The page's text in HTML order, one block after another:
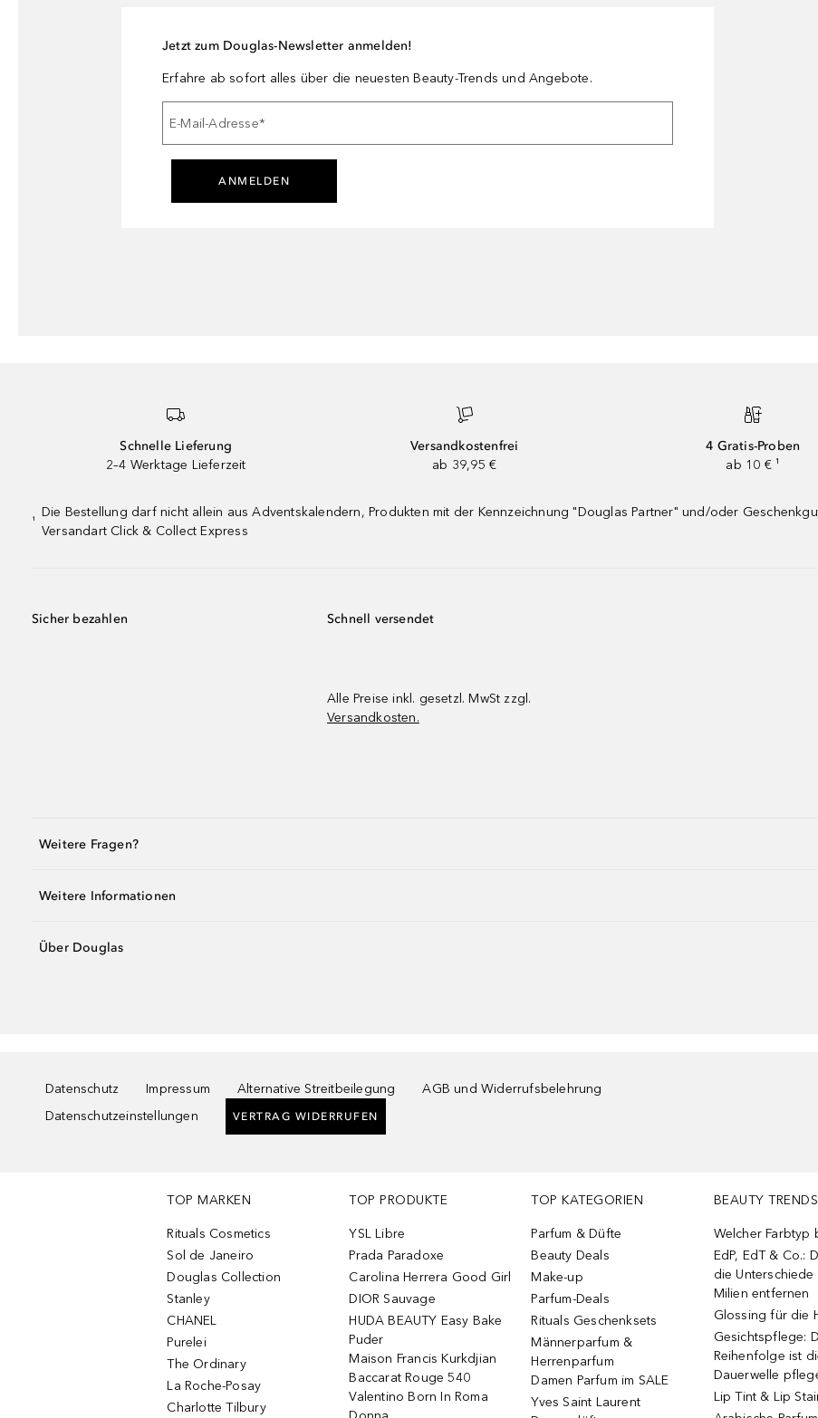
Jetzt zum Douglas-Newsletter anmelden!
Erfahre ab sofort alles über die neuesten Beauty-Trends und Angebote.
E-Mail-Adresse*
ANMELDEN
Schnelle Lieferung
2–4 Werktage Lieferzeit
Versandkostenfrei
ab 39,95 €
4 Gratis-Proben
ab 10 € ¹
¹
Die Bestellung darf nicht allein aus Adventskalendern, Produkten mit der Kennzeichnung "Douglas Partner" und/oder
Versandart Click & Collect Express
Sicher bezahlen Schnell versendet
Alle Preise inkl. gesetzl. MwSt zzgl.
Versandkosten.
Weitere Fragen?
Weitere Informationen
Über Douglas
Datenschutz Impressum Alternative Streitbeilegung
AGB und Widerrufsbelehrung
Datenschutzeinstellungen
VERTRAG WIDERRUFEN
TOP MARKEN
Rituals Cosmetics
Sol de Janeiro
Douglas Collection
Stanley
CHANEL
Purelei
The Ordinary
La Roche-Posay
Charlotte Tilbury
TOP PRODUKTE
YSL Libre
Prada Paradoxe
Carolina Herrera Good Girl
DIOR Sauvage
HUDA BEAUTY Easy Bake
Puder
Maison Francis Kurkdjian
Baccarat Rouge 540
Valentino Born In Roma
TOP KATEGORIEN
Parfum & Düfte
Beauty Deals
Make-up
Parfum-Deals
Rituals Geschenksets
Männerparfum &
Herrenparfum
Damen Parfum im SALE
Yves Saint Laurent
BEAUTY TRENDS
Welcher Farbtyp
EdP, EdT & Co.:
die Unterschiede
Milien entfernen
Glossing für die
Gesichtspflege:
Reihenfolge ist
Dauerwelle
Lip Tint & Lip